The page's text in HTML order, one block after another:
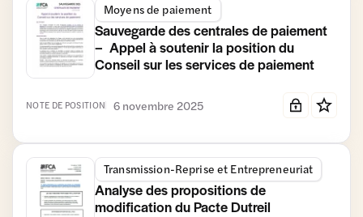
Moyens de paiement
Sauvegarde des centrales de paiement
– Appel à soutenir la position du
Conseil sur les services de paiement
NOTE DE POSITION 6 novembre 2025
Transmission-Reprise et Entrepreneuriat
Analyse des propositions de
modification du Pacte Dutreil